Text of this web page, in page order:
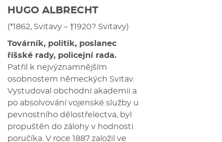
HUGO ALBRECHT
(*1862, Svitavy – †1920? Svitavy)
Továrník, politik, poslanec
říšské rady, policejní rada.
Patřil k nejvýznamnějším
osobnostem německých Svitav.
Vystudoval obchodní akademii a
po absolvování vojenské služby u
pevnostního dělostřelectva, byl
propuštěn do zálohy v hodnosti
poručíka. V roce 1887 založil ve